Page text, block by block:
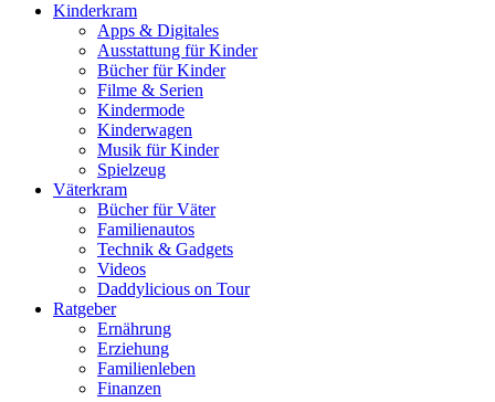
Kinderkram
Apps & Digitales
Ausstattung für Kinder
Bücher für Kinder
Filme & Serien
Kindermode
Kinderwagen
Musik für Kinder
Spielzeug
Väterkram
Bücher für Väter
Familienautos
Technik & Gadgets
Videos
Daddylicious on Tour
Ratgeber
Ernährung
Erziehung
Familienleben
Finanzen